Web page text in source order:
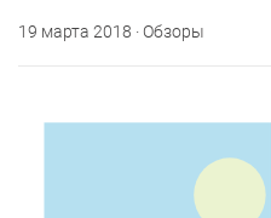
19 марта 2018 · Обзоры